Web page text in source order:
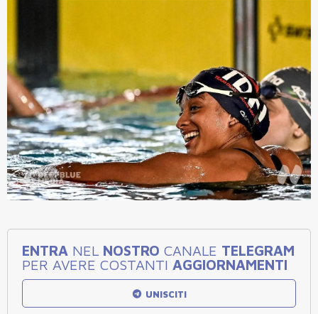
ENTRA NEL NOSTRO CANALE TELEGRAM
PER AVERE COSTANTI AGGIORNAMENTI
UNISCITI